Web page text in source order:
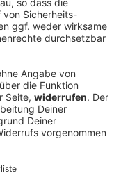
evakuiert
brennt das
ihre Quartiere